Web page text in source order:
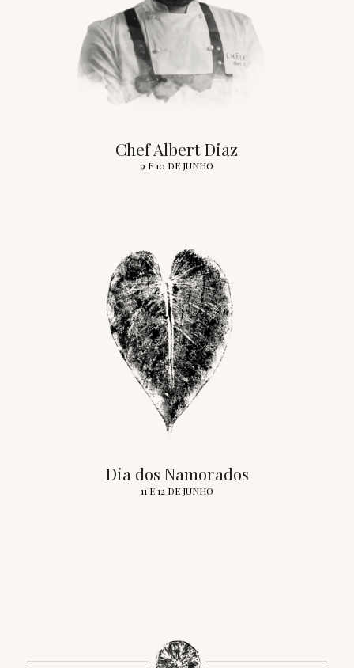
Chef Albert Diaz
9 E 10 DE JUNHO
Dia dos Namorados
11 E 12 DE JUNHO